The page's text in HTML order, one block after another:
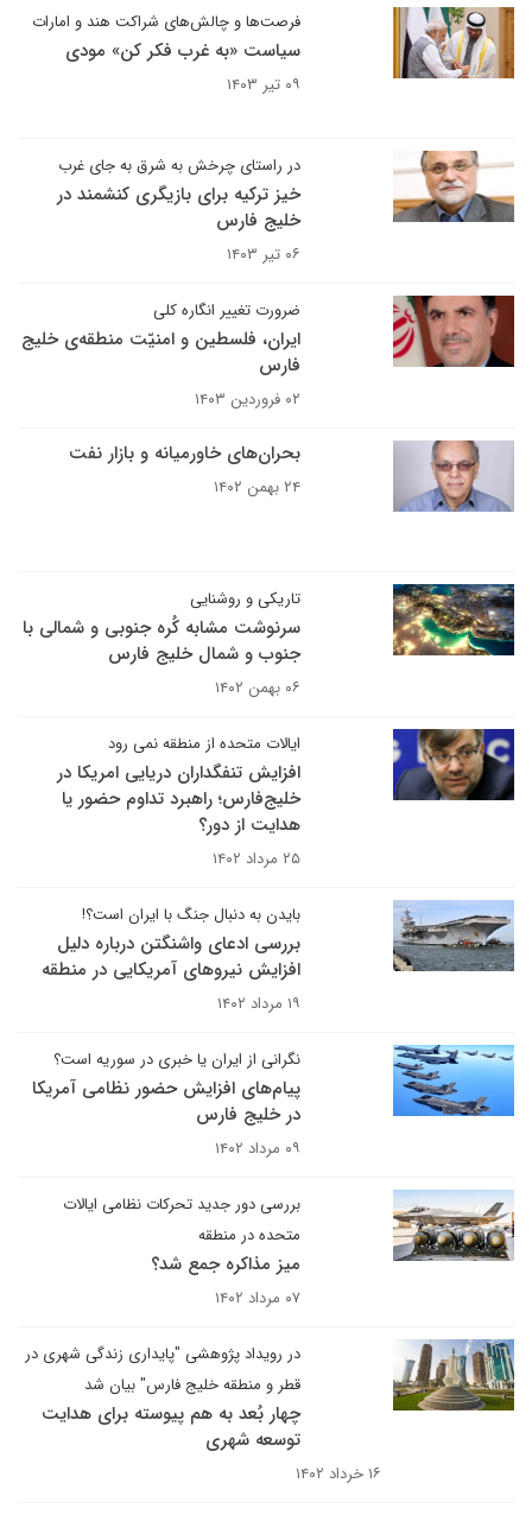
فرصت‌ها و چالش‌های شراکت هند و امارات
سیاست «به غرب فکر کن» مودی
۰۹ تیر ۱۴۰۳
در راستای چرخش به شرق به جای غرب
خیز ترکیه برای بازیگری کنشمند در
خلیج فارس
۰۶ تیر ۱۴۰۳
ضرورت تغییر انگاره کلی
ایران، فلسطین و امنیّت منطقه‌ی خلیج
فارس
۰۲ فروردین ۱۴۰۳
بحران‌های خاورمیانه و بازار نفت
۲۴ بهمن ۱۴۰۲
تاریکی و روشنایی
سرنوشت مشابه کُره جنوبی و شمالی با
جنوب و شمال خلیج فارس
۰۶ بهمن ۱۴۰۲
ایالات متحده از منطقه نمی رود
افزایش تنفگداران دریایی امریکا در
خلیج‌فارس؛ راهبرد تداوم حضور یا
هدایت از دور؟
۲۵ مرداد ۱۴۰۲
بایدن به دنبال جنگ با ایران است؟!
بررسی ادعای واشنگتن درباره دلیل
افزایش نیروهای آمریکایی در منطقه
۱۹ مرداد ۱۴۰۲
نگرانی از ایران یا خبری در سوریه است؟
پیام‌های افزایش حضور نظامی آمریکا
در خلیج فارس
۰۹ مرداد ۱۴۰۲
بررسی دور جدید تحرکات نظامی ایالات
متحده در منطقه
میز مذاکره جمع شد؟
۰۷ مرداد ۱۴۰۲
در رویداد پژوهشی "پایداری زندگی شهری در
قطر و منطقه خلیج فارس" بیان شد
چهار بُعد به هم پیوسته برای هدایت
توسعه شهری
۱۶ خرداد ۱۴۰۲